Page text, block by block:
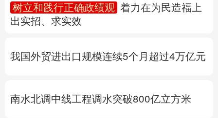
English Español
树立和践行正确政绩观
着力在为民造福上
出实招、求实效
我国外贸进出口规模连续5个月超过4万亿元
南水北调中线工程调水突破800亿立方米